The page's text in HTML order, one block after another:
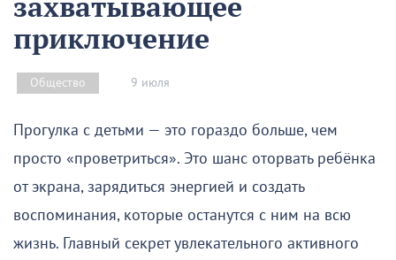
приключение
Общество 9 июля
Прогулка с детьми — это гораздо больше, чем
просто «проветриться». Это шанс оторвать ребёнка
от экрана, зарядиться энергией и создать
воспоминания, которые останутся с ним на всю
жизнь. Главный секрет увлекательного активного